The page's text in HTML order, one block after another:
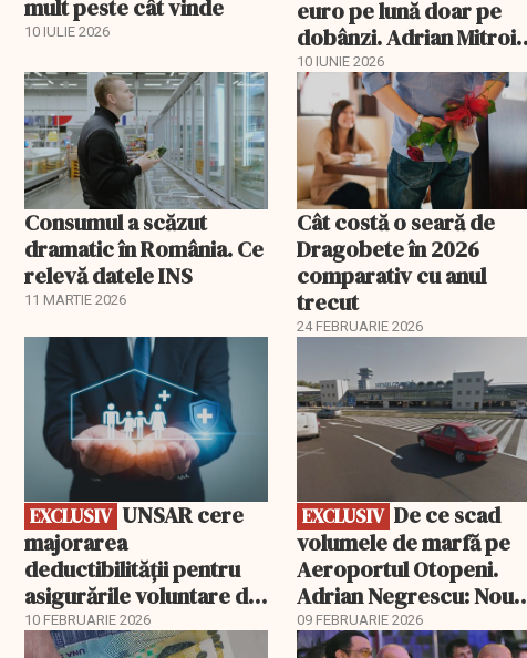
mult peste cât vinde
10 IULIE 2026
euro pe lună doar pe
dobânzi. Adrian Mitroi:
O datorie publică
„insurmontabilă”
10 IUNIE 2026
Consumul a scăzut
dramatic în România. Ce
relevă datele INS
11 MARTIE 2026
Cât costă o seară de
Dragobete în 2026
comparativ cu anul
trecut
24 FEBRUARIE 2026
EXCLUSIV
EXCLUSIV
majorarea
deductibilității pentru
asigurările voluntare de
sănătate
10 FEBRUARIE 2026
EXCLUSIV De ce scad
volumele de marfă pe
Aeroportul Otopeni.
Adrian Negrescu: Nou
exemplu de politică
fiscală cu efecte
09 FEBRUARIE 2026